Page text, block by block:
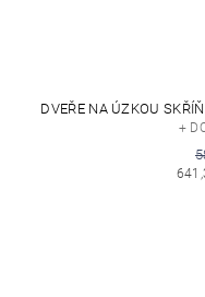
DVEŘE NA ÚZKOU
+